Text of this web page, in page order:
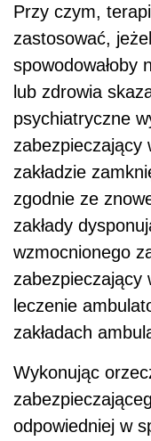
Przy czym,
zastosować,
spowodowałoby
lub zdrowia
psychiatryczne
zabezpieczający
zakładzie
zgodnie ze
zakłady
wzmocnionego
zabezpieczający
leczenie
zakładach
Wykonując
odpowiedniej w